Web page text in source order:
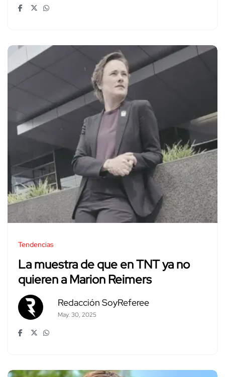
Tendencias
La muestra de que en TNT ya no
quieren a Marion Reimers
Redacción SoyReferee
May. 30, 2025